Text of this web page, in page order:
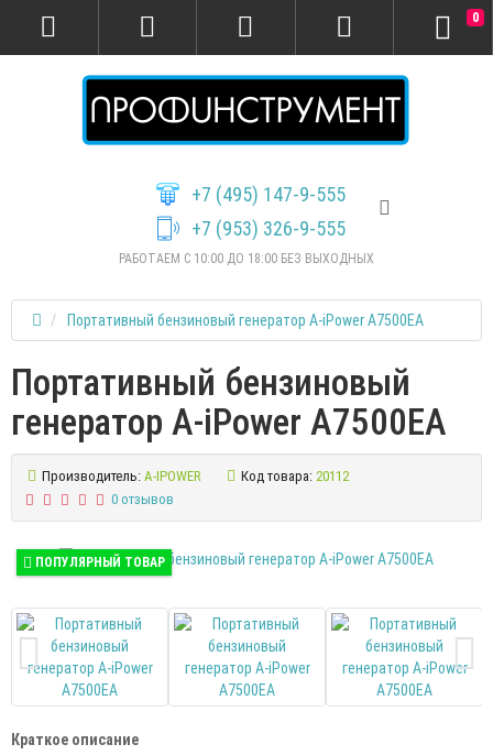
+7 (495) 147-9-555
+7 (953) 326-9-555
РАБОТАЕМ С 10:00 ДО 18:00 БЕЗ ВЫХОДНЫХ
0
Портативный бензиновый генератор A-iPower A7500EA
Портативный бензиновый
генератор A-iPower A7500EA
Производитель: A-IPOWER Код товара: 20112
0 отзывов
ПОПУЛЯРНЫЙ ТОВАР
Краткое описание